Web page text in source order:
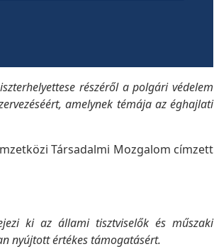
részéről a polgári védelem
amelynek témája az éghajlati
Társadalmi Mozgalom címzett
ki az állami tisztviselők és műszaki
nyújtott értékes támogatásért.